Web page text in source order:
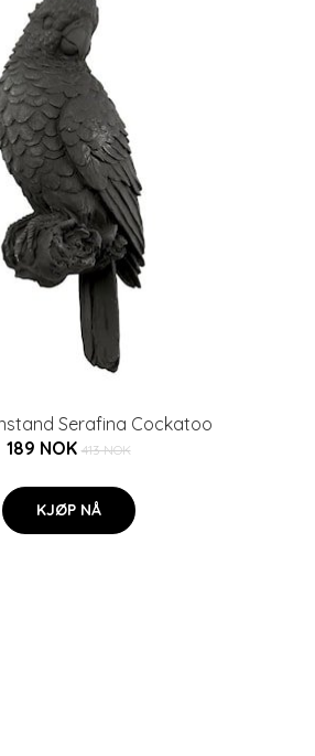
Serafina Cockatoo
189 NOK 413 NOK
KJØP NÅ